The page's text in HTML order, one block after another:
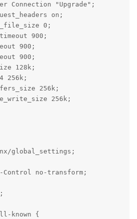
Connection "Upgrade";
on;
0;
900;
900;
900;
128k;
256k;
256k;
256k;
global_settings;
no-transform;
known {